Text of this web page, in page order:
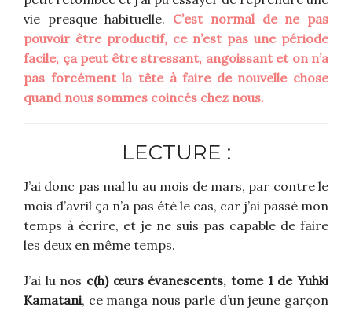
vie presque habituelle. C’est normal de ne pas
pouvoir être productif, ce n’est pas une période
facile, ça peut être stressant, angoissant et on n’a
pas forcément la tête à faire de nouvelle chose
quand nous sommes coincés chez nous.
LECTURE :
J’ai donc pas mal lu au mois de mars, par contre le
mois d’avril ça n’a pas été le cas, car j’ai passé mon
temps à écrire, et je ne suis pas capable de faire
les deux en même temps.
J’ai lu nos c(h) œurs évanescents, tome 1 de Yuhki
Kamatani, ce manga nous parle d’un jeune garçon